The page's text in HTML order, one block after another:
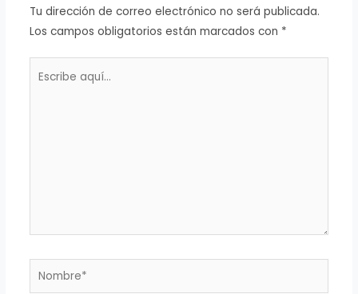
Tu dirección de correo electrónico no será publicada.
Los campos obligatorios están marcados con *
Nombre*